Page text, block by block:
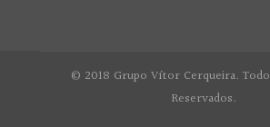
© 2018 Grupo Vítor Cerqueira.
Reservados.